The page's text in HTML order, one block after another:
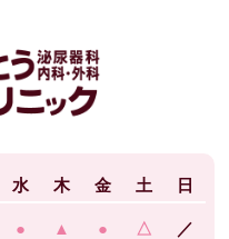
水 木 金 土
日
● ▲ ● △ ／